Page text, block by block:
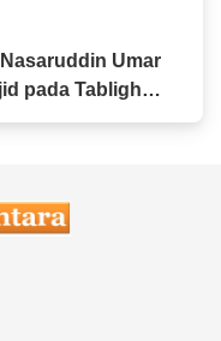
Umar
pada Tabligh